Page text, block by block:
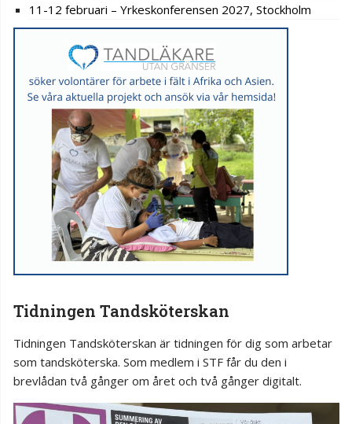
11-12 februari – Yrkeskonferensen 2027, Stockholm
Tidningen Tandsköterskan
Tidningen Tandsköterskan är tidningen för dig som arbetar
som tandsköterska. Som medlem i STF får du den i
brevlådan två gånger om året och två gånger digitalt.